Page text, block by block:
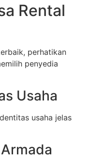
Rental
perhatikan
penyedia
Usaha
usaha jelas